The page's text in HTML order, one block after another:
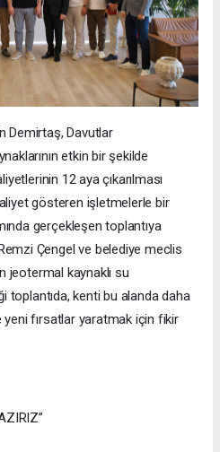
Demirtaş, Davutlar
etkin bir şekilde
12 aya çıkarılması
gösteren işletmelerle bir
gerçekleşen toplantıya
Çengel ve belediye meclis
jeotermal kaynaklı su
toplantıda, kenti bu alanda daha
fırsatlar yaratmak için fikir